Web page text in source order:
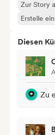
Zur Story
Erstelle
Diesen
Zu